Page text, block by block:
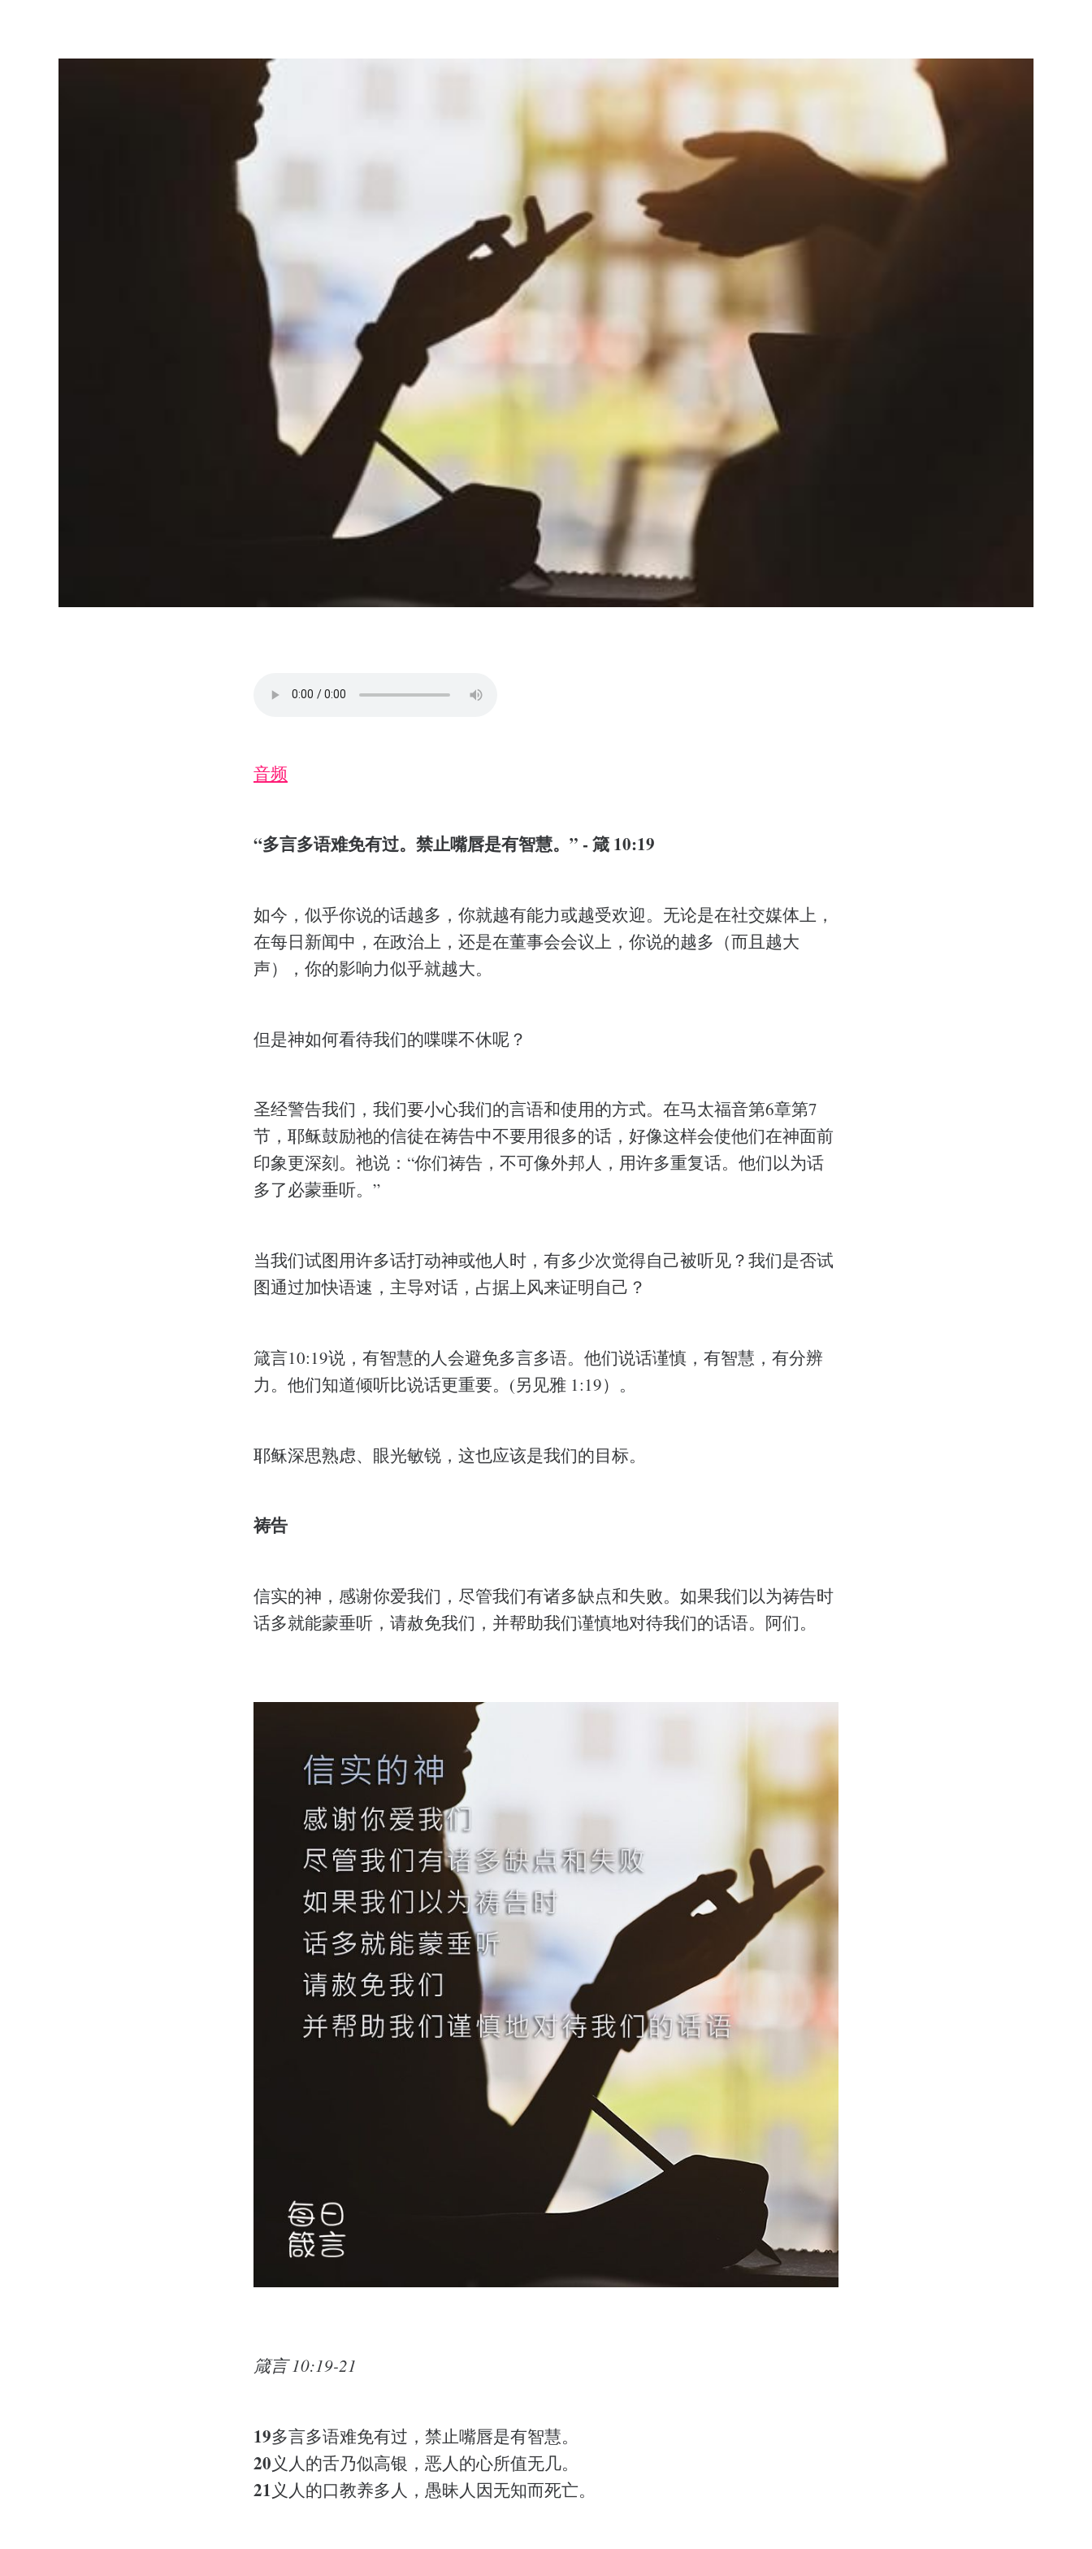
音频
“多言多语难免有过。禁止嘴唇是有智慧。” - 箴 10:19
如今，似乎你说的话越多，你就越有能力或越受欢迎。无论是在社交媒体上，
在每日新闻中，在政治上，还是在董事会会议上，你说的越多（而且越大
声），你的影响力似乎就越大。
但是神如何看待我们的喋喋不休呢？
圣经警告我们，我们要小心我们的言语和使用的方式。在马太福音第6章第7
节，耶稣鼓励祂的信徒在祷告中不要用很多的话，好像这样会使他们在神面前
印象更深刻。祂说：“你们祷告，不可像外邦人，用许多重复话。他们以为话
多了必蒙垂听。”
当我们试图用许多话打动神或他人时，有多少次觉得自己被听见？我们是否试
图通过加快语速，主导对话，占据上风来证明自己？
箴言10:19说，有智慧的人会避免多言多语。他们说话谨慎，有智慧，有分辨
力。他们知道倾听比说话更重要。(另见雅 1:19）。
耶稣深思熟虑、眼光敏锐，这也应该是我们的目标。
祷告
信实的神，感谢你爱我们，尽管我们有诸多缺点和失败。如果我们以为祷告时
话多就能蒙垂听，请赦免我们，并帮助我们谨慎地对待我们的话语。阿们。
箴言 10:19-21
19多言多语难免有过，禁止嘴唇是有智慧。
20义人的舌乃似高银，恶人的心所值无几。
21义人的口教养多人，愚昧人因无知而死亡。